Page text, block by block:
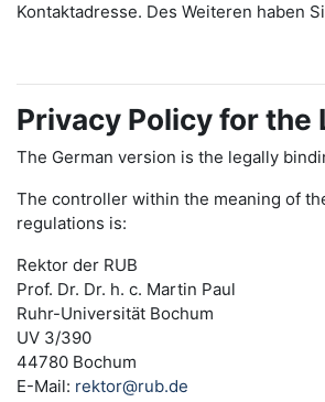
Kontaktadresse. Des Weiteren haben
Privacy Policy for
The German version is the legally
The controller within the meaning of
regulations is:
Rektor der RUB
Prof. Dr. Dr. h. c. Martin Paul
Ruhr-Universität Bochum
UV 3/390
44780 Bochum
E-Mail: rektor@rub.de